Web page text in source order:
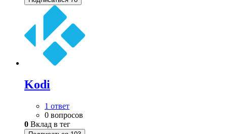
Kodi
1 ответ
0 вопросов
0 Вклад в тег